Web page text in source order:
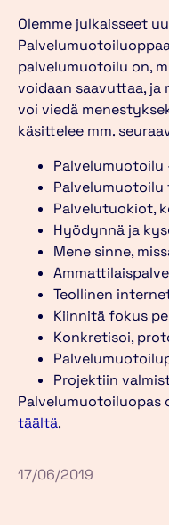
Olemme julkaisseet
palvelumuotoilu on,
voidaan saavuttaa,
voi viedä
käsittelee mm.
Palvelumuotoilu
Palvelutuokiot,
Hyödynnä ja
Mene sinne,
Teollinen
Kiinnitä fokus
Konkretisoi,
Projektiin
Palvelumuotoiluopas
täältä.
17/06/2019